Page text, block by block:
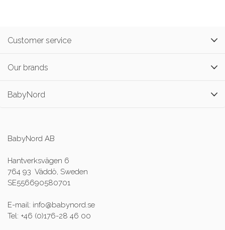
Customer service
Our brands
BabyNord
BabyNord AB
Hantverksvägen 6
764 93 Väddö, Sweden
SE556690580701
E-mail: info@babynord.se
Tel: +46 (0)176-28 46 00